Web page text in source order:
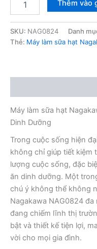
hạt
Nagakawa
Thêm vào
SKU: NAG0824 Danh
Thẻ: Máy làm sữa hạt
Máy làm sữa hạt
Dinh Dưỡng
Trong cuộc sống hiện
không chỉ giúp tiết kiệm
lượng cuộc sống, đặc
ăn dinh dưỡng. Một
chú ý không thể không
Nagakawa NAG0824 đa
đang chiếm lĩnh thị
bật và thiết kế tiện lợi,
vời cho mọi gia đình.